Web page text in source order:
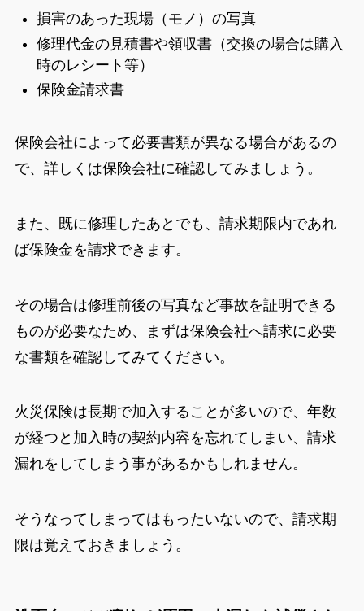
損害のあった現場（モノ）の写真
修理代金の見積書や領収書（交換の場合は購入
時のレシート等）
保険金請求書
保険会社によって必要書類が異なる場合があるの
で、詳しくは保険会社に確認してみましょう。
また、既に修理したあとでも、請求期限内であれ
ば保険金を請求できます。
その場合は修理前後の写真など事故を証明できる
ものが必要なため、まずは保険会社へ請求に必要
な書類を確認してみてください。
火災保険は長期で加入することが多いので、年数
が経つと加入時の契約内容を忘れてしまい、請求
漏れをしてしまう事があるかもしれません。
そうなってしまってはもったいないので、請求期
限は覚えておきましょう。